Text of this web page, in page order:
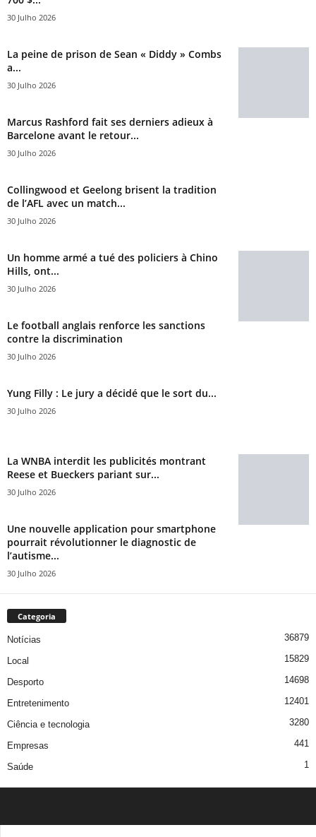
30 Julho 2026
La peine de prison de Sean « Diddy » Combs
a...
30 Julho 2026
Marcus Rashford fait ses derniers adieux à
Barcelone avant le retour...
30 Julho 2026
Collingwood et Geelong brisent la tradition
de l’AFL avec un match...
30 Julho 2026
Un homme armé a tué des policiers à Chino
Hills, ont...
30 Julho 2026
Le football anglais renforce les sanctions
contre la discrimination
30 Julho 2026
Yung Filly : Le jury a décidé que le sort du...
30 Julho 2026
La WNBA interdit les publicités montrant
Reese et Bueckers pariant sur...
30 Julho 2026
Une nouvelle application pour smartphone
pourrait révolutionner le diagnostic de
l’autisme...
30 Julho 2026
Categoria
Notícias 36879
Local 15829
Desporto 14698
Entretenimento 12401
Ciência e tecnologia 3280
Empresas 441
Saúde 1